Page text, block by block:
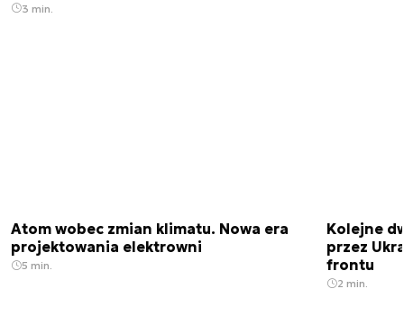
3 min.
Atom wobec zmian klimatu. Nowa era
projektowania elektrowni
5 min.
Kolejne
przez
frontu
2 min.